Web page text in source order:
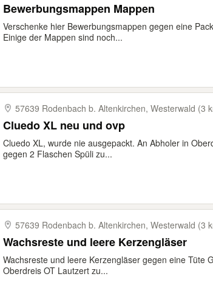
Bewerbungsmappen Mappen
Verschenke hier Bewerbungsmappen gegen eine
Einige der Mappen sind noch...
57639 Rodenbach b. Altenkirchen, Westerwald (3
Cluedo XL neu und ovp
Cluedo XL, wurde nie ausgepackt. An Abholer in
gegen 2 Flaschen Spüli zu...
57639 Rodenbach b. Altenkirchen, Westerwald (3
Wachsreste und leere Kerzengläser
Wachsreste und leere Kerzengläser gegen eine Tüte
Oberdreis OT Lautzert zu...